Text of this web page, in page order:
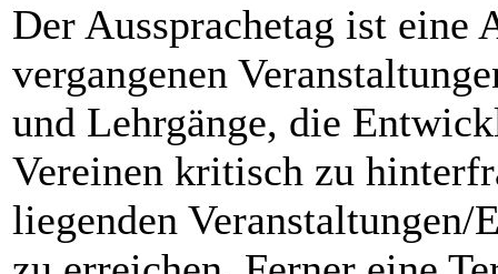
Der Aussprachetag ist eine
vergangenen
und Lehrgänge, die
Vereinen kritisch zu
liegenden